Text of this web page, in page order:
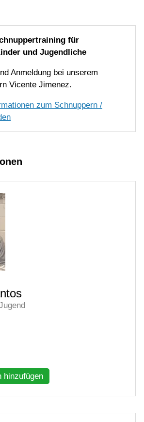
für
und Jugendliche
Anmeldung bei unserem
Vicente Jimenez.
zum Schnuppern /
hinzufügen